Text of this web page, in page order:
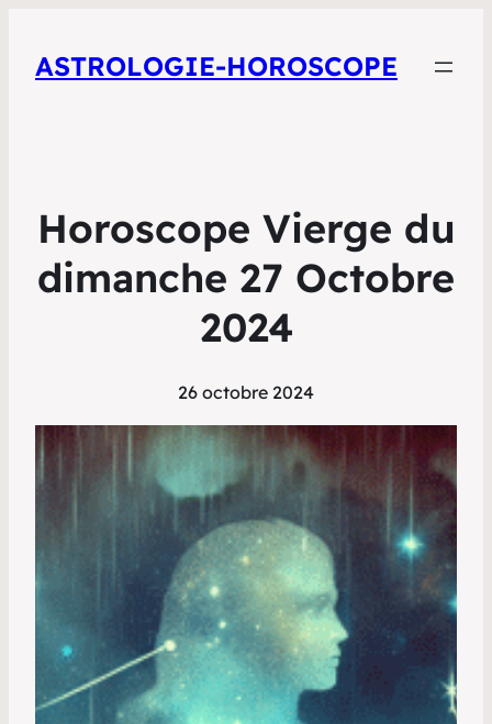
ASTROLOGIE-HOROSCOPE
Horoscope Vierge du
dimanche 27 Octobre
2024
26 octobre 2024